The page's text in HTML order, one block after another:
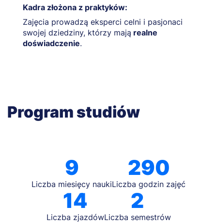
Kadra złożona z praktyków:
Zajęcia prowadzą eksperci celni i pasjonaci
swojej dziedziny, którzy mają realne
doświadczenie.
Program studiów
9
Liczba miesięcy nauki
290
Liczba godzin zajęć
14
Liczba zjazdów
2
Liczba semestrów